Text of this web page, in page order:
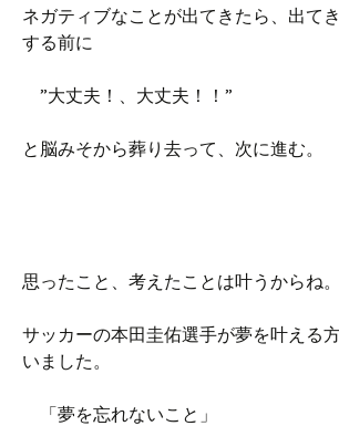
ネガティブなことが出てきたら、出て
する前に
”大丈夫！、大丈夫！！”
と脳みそから葬り去って、次に進む。
思ったこと、考えたことは叶うからね。
サッカーの本田圭佑選手が夢を叶える
いました。
「夢を忘れないこと」